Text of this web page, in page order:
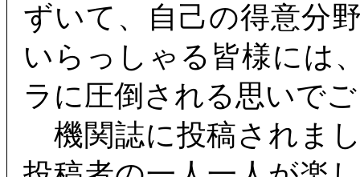
ずいて、自己の得意分
いらっしゃる皆様には
ラに圧倒される思いで
機関誌に投稿されま